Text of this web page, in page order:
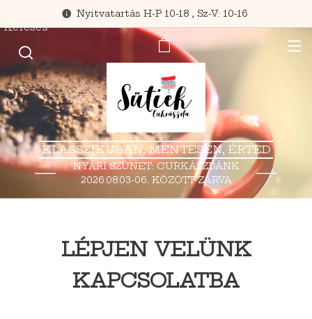
Nyitvatartás H-P 10-18 , Sz-V: 10-16
KLASSZIKUSAN, MENTESEN, ÉRTED
NYÁRI SZÜNET: CURKÁSZDÁNK
2026.08.03-06. KÖZÖTT ZÁRVA
Keresés
LÉPJEN VELÜNK
KAPCSOLATBA